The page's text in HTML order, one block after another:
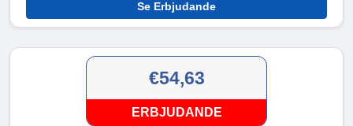
Se Erbjudande
€54,63
ERBJUDANDE